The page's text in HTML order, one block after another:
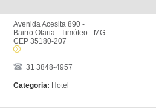
Avenida Acesita 890 -
Bairro Olaria - Timóteo - MG
CEP 35180-207
31 3848-4957
Categoria: Hotel